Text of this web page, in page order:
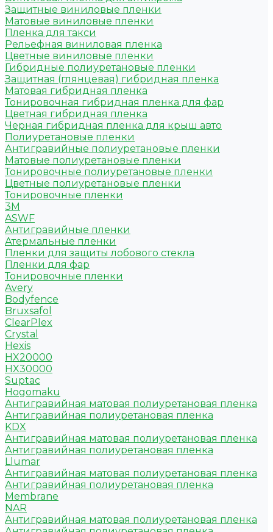
Защитные виниловые пленки
Матовые виниловые пленки
Пленка для такси
Рельефная виниловая пленка
Цветные виниловые пленки
Гибридные полиуретановые пленки
Защитная (глянцевая) гибридная пленка
Матовая гибридная пленка
Тонировочная гибридная пленка для фар
Цветная гибридная пленка
Черная гибридная пленка для крыш авто
Полиуретановые пленки
Антигравийные полиуретановые пленки
Матовые полиуретановые пленки
Тонировочные полиуретановые пленки
Цветные полиуретановые пленки
Тонировочные пленки
3M
ASWF
Антигравийные пленки
Атермальные пленки
Пленки для защиты лобового стекла
Пленки для фар
Тонировочные пленки
Avery
Bodyfence
Bruxsafol
ClearPlex
Crystal
Hexis
HX20000
HX30000
Suptac
Hogomaku
Антигравийная матовая полиуретановая пленка
Антигравийная полиуретановая пленка
KDX
Антигравийная матовая полиуретановая пленка
Антигравийная полиуретановая пленка
Llumar
Антигравийная матовая полиуретановая пленка
Антигравийная полиуретановая пленка
Membrane
NAR
Антигравийная матовая полиуретановая пленка